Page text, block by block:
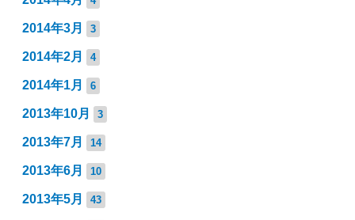
2014年3月 3
2014年2月 4
2014年1月 6
2013年10月 3
2013年7月 14
2013年6月 10
2013年5月 43